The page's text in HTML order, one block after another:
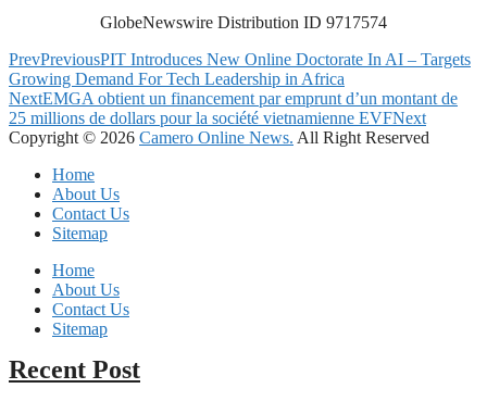
GlobeNewswire Distribution ID 9717574
PrevPreviousPIT Introduces New Online Doctorate In AI – Targets
Growing Demand For Tech Leadership in Africa
NextEMGA obtient un financement par emprunt d’un montant de
25 millions de dollars pour la société vietnamienne EVFNext
Copyright © 2026 Camero Online News. All Right Reserved
Home
About Us
Contact Us
Sitemap
Home
About Us
Contact Us
Sitemap
Recent Post